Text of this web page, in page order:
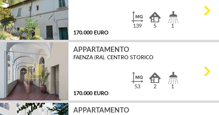
170.000 EURO
139 5 1
APPARTAMENTO
FAENZA (RA), CENTRO STORICO
170.000 EURO
53 2 1
APPARTAMENTO